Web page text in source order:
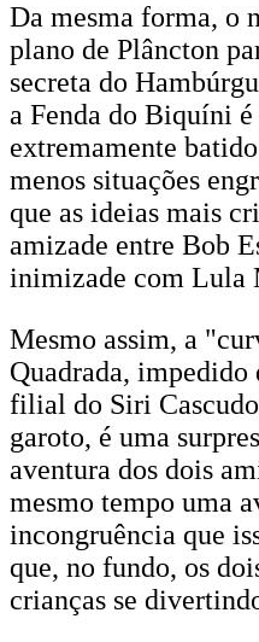
Da mesma forma, o
plano de Plâncton
secreta do
a Fenda do Biquíni
extremamente
menos situações
que as ideias mais
amizade entre Bob
inimizade com Lula
Mesmo assim, a
Quadrada, impedido
filial do Siri
garoto, é uma
aventura dos dois
mesmo tempo uma
incongruência que
que, no fundo, os
crianças se